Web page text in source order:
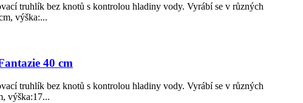
truhlík bez knotů s kontrolou hladiny vody. Vyrábí se v různých
výška:...
40 cm
truhlík bez knotů s kontrolou hladiny vody. Vyrábí se v různých
výška:17...